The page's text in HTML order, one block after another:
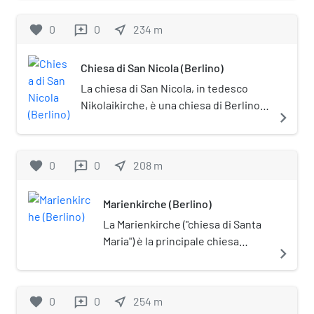
al 2001, il solo quartiere di Mitte
indipendente.
favorite 0 reviews 0 near_me 234 m
Chiesa di San Nicola (Berlino)
La chiesa di San Nicola, in tedesco
Nikolaikirche, è una chiesa di Berlino,
quartiere Mitte). È posta sotto tutela
navigate_next
favorite 0 reviews 0 near_me 208 m
Marienkirche (Berlino)
La Marienkirche ("chiesa di Santa
Maria") è la principale chiesa
Germania. Si trova nel quartiere
spazio verde presso la torre della
navigate_next
favorite 0 reviews 0 near_me 254 m